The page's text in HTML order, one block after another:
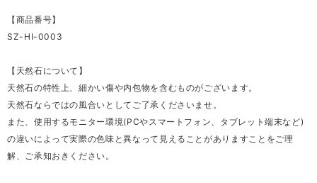
【商品番号】
SZ-HI-0003
【天然石について】
天然石の特性上、細かい傷や内包物を含むものがございます。
天然石ならではの風合いとしてご了承くださいませ。
また、使用するモニター環境(PCやスマートフォン、タブレット端末など)
の違いによって実際の色味と異なって見えることがありますことをご理
解、ご承知おきください。